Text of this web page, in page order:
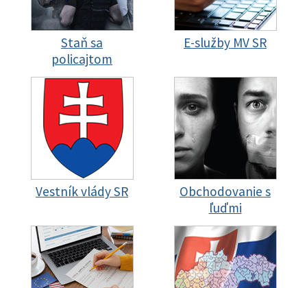
Staň sa
policajtom
E-služby MV SR
Vestník vlády SR
Obchodovanie s
ľuďmi